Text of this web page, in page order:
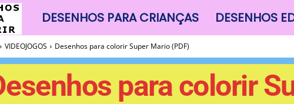
Desenhos
Para
Colorir
DESENHOS PARA CRIANÇAS DESENHOS
VIDEOJOGOS Desenhos para colorir Super Mario (PDF)
para colorir